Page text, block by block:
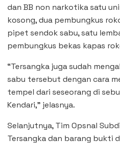
dan BB non narkotika satu
kosong, dua pembungkus
pipet sendok sabu, satu
pembungkus bekas kapas
“Tersangka juga sudah
sabu tersebut dengan cara
tempel dari seseorang di
Kendari,” jelasnya.
Selanjutnya, Tim Opsnal
Tersangka dan barang bukti